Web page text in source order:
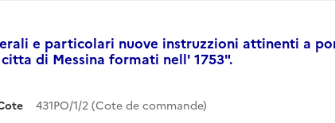
e particolari nuove instruzzioni attinenti a
di Messina formati nell' 1753".
431PO/1/2 (Cote de commande)